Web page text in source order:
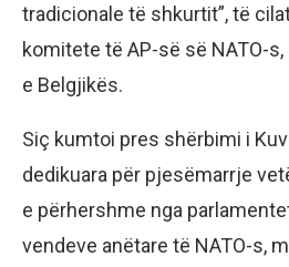
tradicionale të shkurtit”, të
komitete të AP-së së NATO-
e Belgjikës.
Siç kumtoi pres shërbimi i
dedikuara për pjesëmarrje
e përhershme nga
vendeve anëtare të NATO-s,